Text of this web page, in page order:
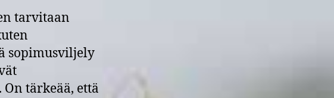
tarvitaan
sopimusviljely
tärkeää, että